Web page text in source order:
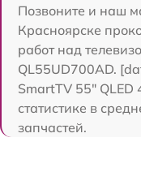
Позвоните и наш
Красноярске
работ над
QL55UD700AD.
SmartTV 55"
статистике в
запчастей.